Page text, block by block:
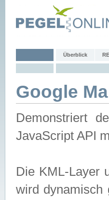
Überblick
Google
Demonstriert
JavaScript API
Die KML-Layer
wird dynamisch